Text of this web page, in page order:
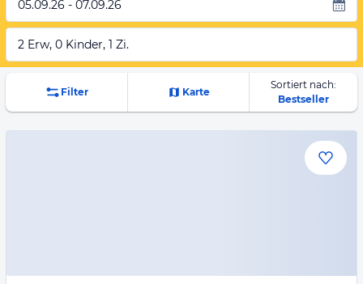
05.09.26 - 07.09.26
2 Erw, 0 Kinder, 1 Zi.
Filter Karte
Sortiert nach:
Bestseller